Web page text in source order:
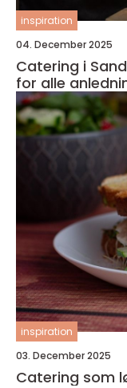
inspiration
04. December 2025
Catering i
for alle
inspiration
03. December 2025
Catering som